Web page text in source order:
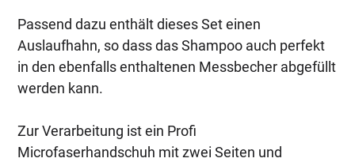
Passend dazu enthält dieses Set einen
Auslaufhahn, so dass das Shampoo auch perfekt
in den ebenfalls enthaltenen Messbecher abgefüllt
werden kann.
Zur Verarbeitung ist ein Profi
Microfaserhandschuh mit zwei Seiten und